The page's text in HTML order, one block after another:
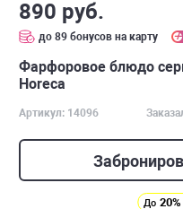
890 руб.
до 89 бонусов на карту
Фарфоровое блюдо
Horeca
Артикул: 14096
До 20%